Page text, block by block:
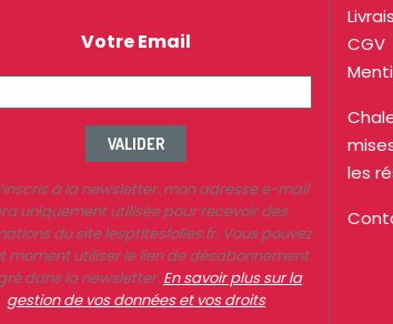
Votre Email
VALIDER
à la newsletter. mon adresse e-mail
uniquement utilisée pour recevoir des
du site lesptitesfolies.fr. Vous pouvez
moment utiliser le lien de désabonnement
dans la newsletter. En savoir plus sur la
gestion de vos données et vos droits
CGV
les